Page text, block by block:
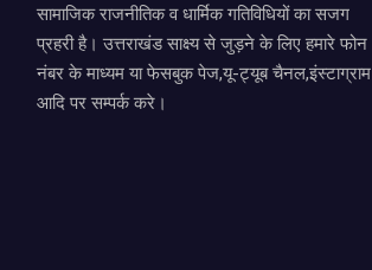
सामाजिक राजनीतिक व धार्मिक गतिविधियों का सजग
प्रहरी है। उत्तराखंड साक्ष्य से जुड़ने के लिए हमारे फोन
नंबर के माध्यम या फेसबुक पेज,यू-ट्यूब चैनल,इंस्टाग्राम
आदि पर सम्पर्क करे।